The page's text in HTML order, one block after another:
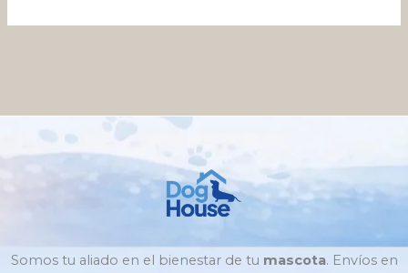
Somos tu aliado en el bienestar de tu mascota. Envíos en